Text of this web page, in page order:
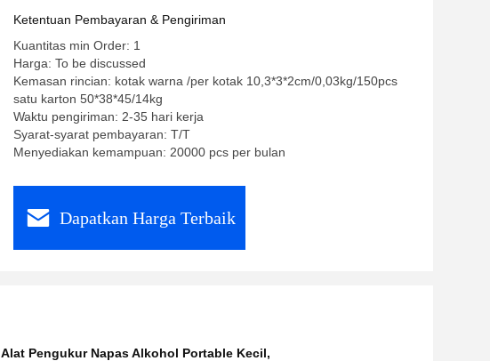
Ketentuan Pembayaran & Pengiriman
Kuantitas min Order: 1
Harga: To be discussed
Kemasan rincian: kotak warna /per kotak 10,3*3*2cm/0,03kg/150pcs
satu karton 50*38*45/14kg
Waktu pengiriman: 2-35 hari kerja
Syarat-syarat pembayaran: T/T
Menyediakan kemampuan: 20000 pcs per bulan
Dapatkan Harga Terbaik
Alat Pengukur Napas Alkohol Portable Kecil,